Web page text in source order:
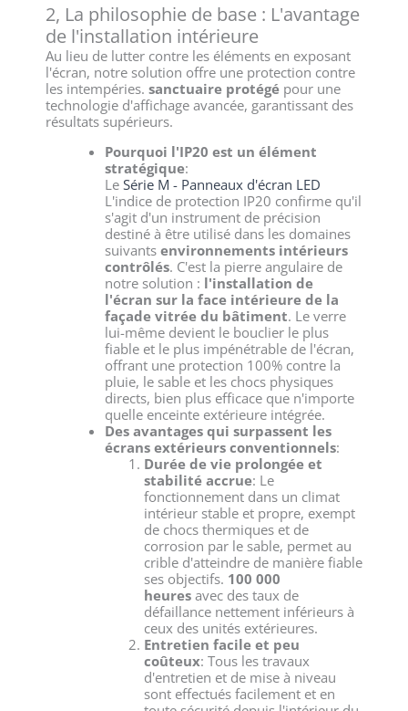
2, La philosophie de base : L'avantage
de l'installation intérieure
Au lieu de lutter contre les éléments en exposant
l'écran, notre solution offre une protection contre
les intempéries. sanctuaire protégé pour une
technologie d'affichage avancée, garantissant des
résultats supérieurs.
Pourquoi l'IP20 est un élément
stratégique:
Le Série M - Panneaux d'écran LED
L'indice de protection IP20 confirme qu'il
s'agit d'un instrument de précision
destiné à être utilisé dans les domaines
suivants environnements intérieurs
contrôlés. C'est la pierre angulaire de
notre solution : l'installation de
l'écran sur la face intérieure de la
façade vitrée du bâtiment. Le verre
lui-même devient le bouclier le plus
fiable et le plus impénétrable de l'écran,
offrant une protection 100% contre la
pluie, le sable et les chocs physiques
directs, bien plus efficace que n'importe
quelle enceinte extérieure intégrée.
Des avantages qui surpassent les
écrans extérieurs conventionnels:
Durée de vie prolongée et
stabilité accrue: Le
fonctionnement dans un climat
intérieur stable et propre, exempt
de chocs thermiques et de
corrosion par le sable, permet au
crible d'atteindre de manière fiable
ses objectifs. 100 000
heuresavec des taux de
défaillance nettement inférieurs à
ceux des unités extérieures.
Entretien facile et peu
coûteux: Tous les travaux
d'entretien et de mise à niveau
sont effectués facilement et en